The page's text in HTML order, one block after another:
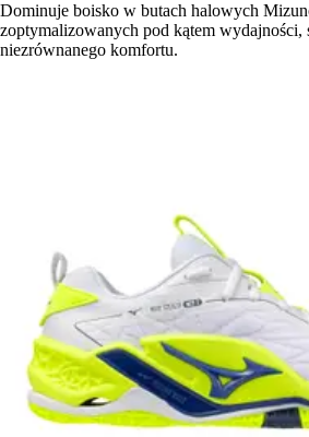
Dominuje boisko w butach halowych
zoptymalizowanych pod kątem wydajności,
niezrównanego komfortu.